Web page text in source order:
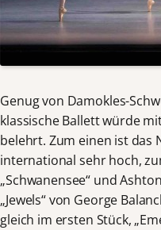
Genug von Damokles-
klassische Ballett würde
belehrt. Zum einen ist das
international sehr hoch,
„Schwanensee“ und
„Jewels“ von George
gleich im ersten Stück,